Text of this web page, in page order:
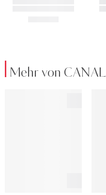
Mehr von CANAL